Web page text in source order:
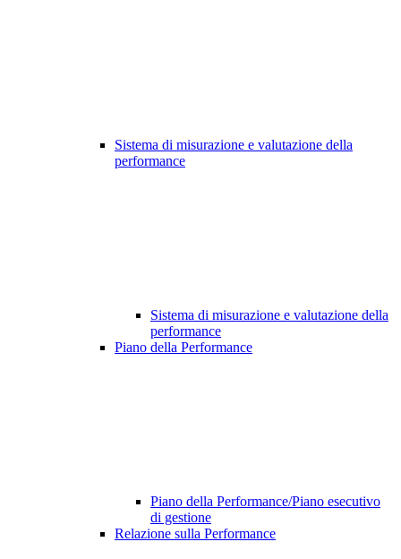
Sistema di misurazione e valutazione della
performance
Sistema di misurazione e valutazione della
performance
Piano della Performance
Piano della Performance/Piano esecutivo
di gestione
Relazione sulla Performance